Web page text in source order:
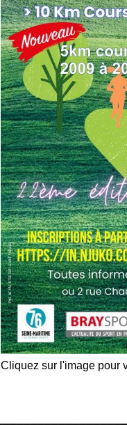
Cliquez sur l'image pour